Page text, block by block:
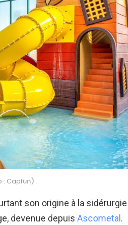
: Capfun)
son origine à la sidérurgie
devenue depuis Ascometal.